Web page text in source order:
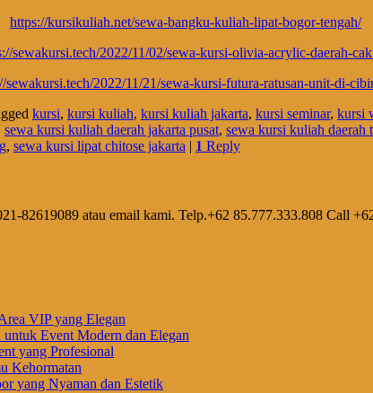
https://kursikuliah.net/sewa-bangku-kuliah-lipat-bogor-tengah/
sewakursi.tech/2022/11/02/sewa-kursi-olivia-acrylic-daerah-
sewakursi.tech/2022/11/21/sewa-kursi-futura-ratusan-unit-di-
kursi, kursi kuliah, kursi kuliah jakarta, kursi seminar, kursi
sewa kursi kuliah daerah jakarta pusat, sewa kursi kuliah daerah
, sewa kursi lipat chitose jakarta | 1 Reply
82619089 atau email kami. Telp.+62 85.777.333.808 Call
VIP yang Elegan
Event Modern dan Elegan
yang Profesional
Kehormatan
yang Nyaman dan Estetik